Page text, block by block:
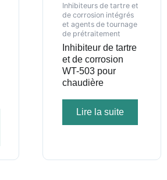
Inhibiteurs de tartre et
de corrosion intégrés
et agents de tournage
de prétraitement
Inhibiteur de tartre
et de corrosion
WT-503 pour
chaudière
Lire la suite